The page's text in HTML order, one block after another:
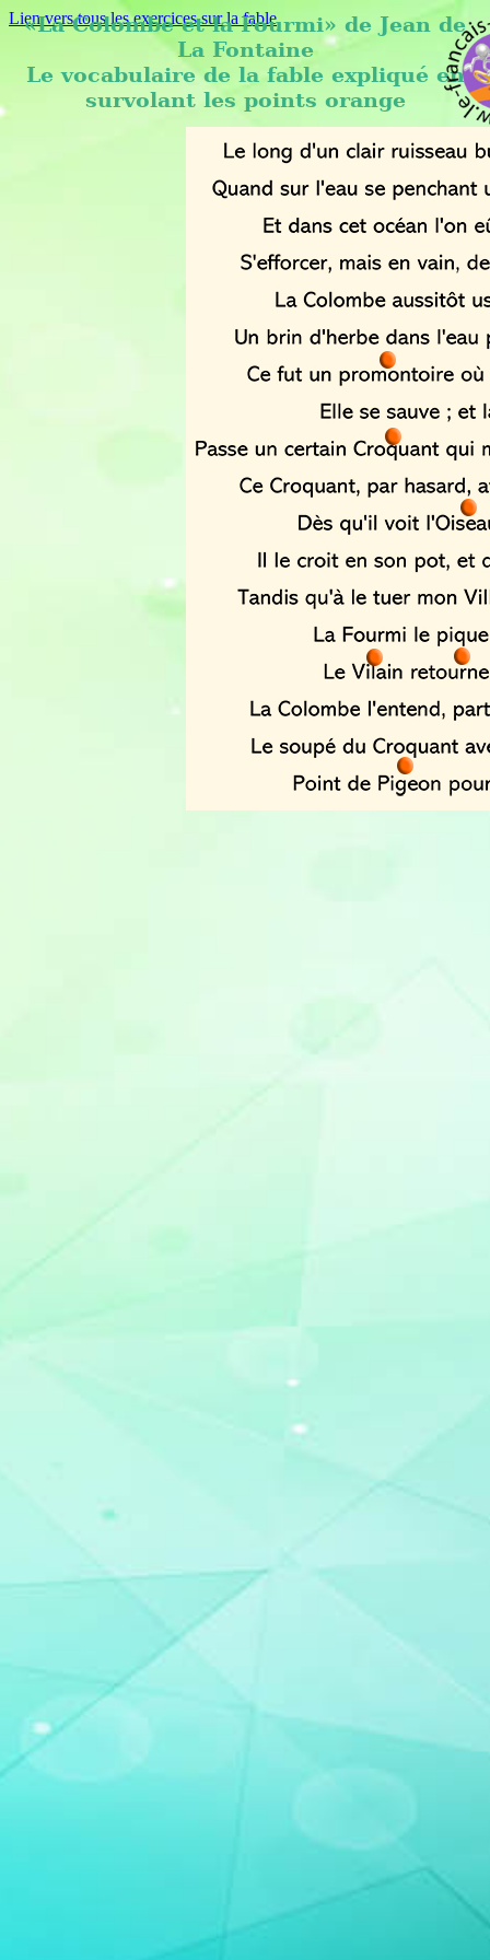
Lien vers tous les exercices sur la fable
«La Colombe et la Fourmi» de Jean de
La Fontaine
Le vocabulaire de la fable expliqué en
survolant les points orange